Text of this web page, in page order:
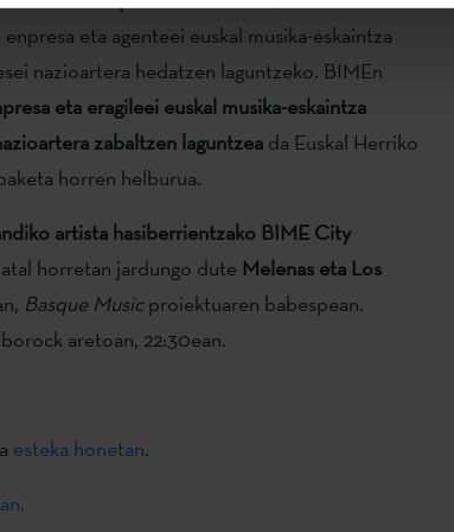
eta agenteei euskal musika-eskaintza
nazioartera hedatzen laguntzeko. BIMEn
eta eragileei euskal musika-eskaintza
zabaltzen laguntzeada Euskal Herriko
horren helburua.
artista hasiberrientzako BIME City
horretan jardungo dute Melenas eta Los
Basque Musicproiektuaren babespean.
aretoan, 22:30ean.
esteka honetan.